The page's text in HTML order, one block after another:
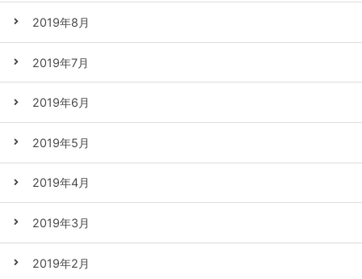
2019年8月
2019年7月
2019年6月
2019年5月
2019年4月
2019年3月
2019年2月